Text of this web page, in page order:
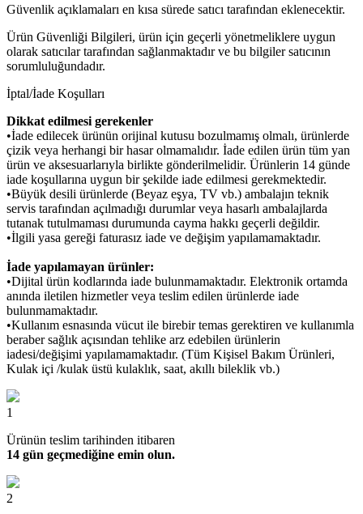
Güvenlik açıklamaları en kısa sürede satıcı tarafından eklenecektir.
Ürün Güvenliği Bilgileri, ürün için geçerli yönetmeliklere uygun
olarak satıcılar tarafından sağlanmaktadır ve bu bilgiler satıcının
sorumluluğundadır.
İptal/İade Koşulları
Dikkat edilmesi gerekenler
•İade edilecek ürünün orijinal kutusu bozulmamış olmalı, ürünlerde
çizik veya herhangi bir hasar olmamalıdır. İade edilen ürün tüm yan
ürün ve aksesuarlarıyla birlikte gönderilmelidir. Ürünlerin 14 günde
iade koşullarına uygun bir şekilde iade edilmesi gerekmektedir.
•Büyük desili ürünlerde (Beyaz eşya, TV vb.) ambalajın teknik
servis tarafından açılmadığı durumlar veya hasarlı ambalajlarda
tutanak tutulmaması durumunda cayma hakkı geçerli değildir.
•İlgili yasa gereği faturasız iade ve değişim yapılamamaktadır.
İade yapılamayan ürünler:
•Dijital ürün kodlarında iade bulunmamaktadır. Elektronik ortamda
anında iletilen hizmetler veya teslim edilen ürünlerde iade
bulunmamaktadır.
•Kullanım esnasında vücut ile birebir temas gerektiren ve kullanımla
beraber sağlık açısından tehlike arz edebilen ürünlerin
iadesi/değişimi yapılamamaktadır. (Tüm Kişisel Bakım Ürünleri,
Kulak içi /kulak üstü kulaklık, saat, akıllı bileklik vb.)
1
Ürünün teslim tarihinden itibaren
14 gün geçmediğine emin olun.
2